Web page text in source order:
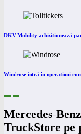
DKV Mobility achiziționează
Windrose intră în operațiuni
Mercedes-
TruckStore pe